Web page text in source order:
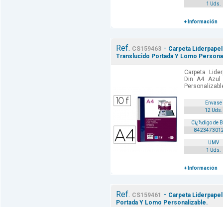
1 Uds.
+ Información
Ref. CS159463 - Carpeta
Translucido Portada Y Lomo
Carpeta
Din A4 Azul
Envase
12 Uds.
Cï¿½digo de
UMV
1 Uds.
+ Información
Ref. CS159461 - Carpeta
Portada Y Lomo Personalizable.